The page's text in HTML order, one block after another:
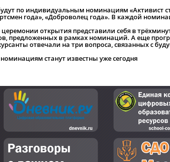
по индивидуальным номинациям «Активист
года», «Доброволец года». В каждой
церемонии открытия представили себя в
предложенных в рамках номинаций. А еще
отвечали на три вопроса, связанных с
станут известны уже сегодня